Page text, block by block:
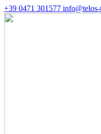
+39 0471 301577